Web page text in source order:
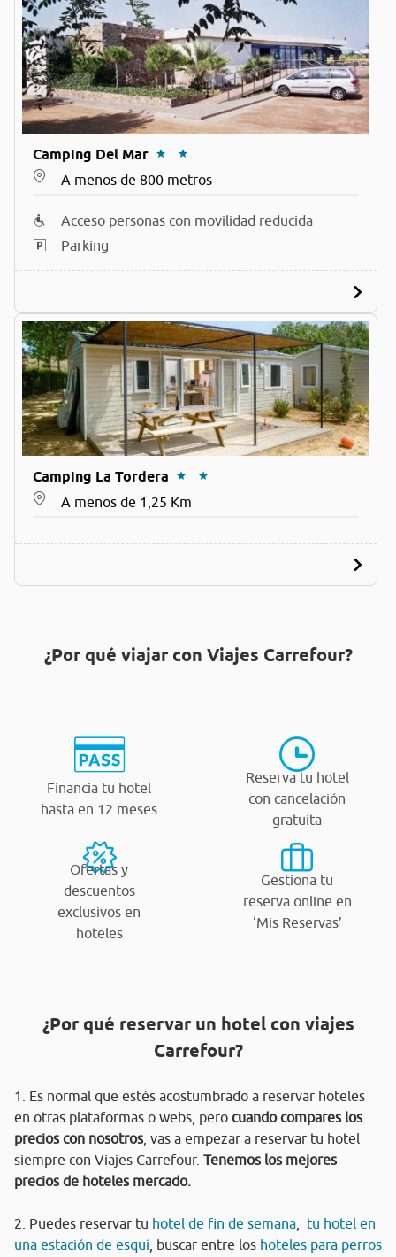
Camping Del Mar
A menos de 800 metros
Acceso personas con movilidad reducida
Parking
Camping La Tordera
A menos de 1,25 Km
¿Por qué viajar con Viajes Carrefour?
Financia tu hotel
hasta en 12 meses
Reserva tu hotel
con cancelación
gratuita
Ofertas y
descuentos
exclusivos en
hoteles
Gestiona tu
reserva online en
‘Mis Reservas’
¿Por qué reservar un hotel con viajes
Carrefour?
1. Es normal que estés acostumbrado a reservar hoteles
en otras plataformas o webs, pero cuando compares los
precios con nosotros, vas a empezar a reservar tu hotel
siempre con Viajes Carrefour. Tenemos los mejores
precios de hoteles mercado.
2. Puedes reservar tu hotel de fin de semana
tu hotel en
una estación de esquí , buscar entre los hoteles para perros